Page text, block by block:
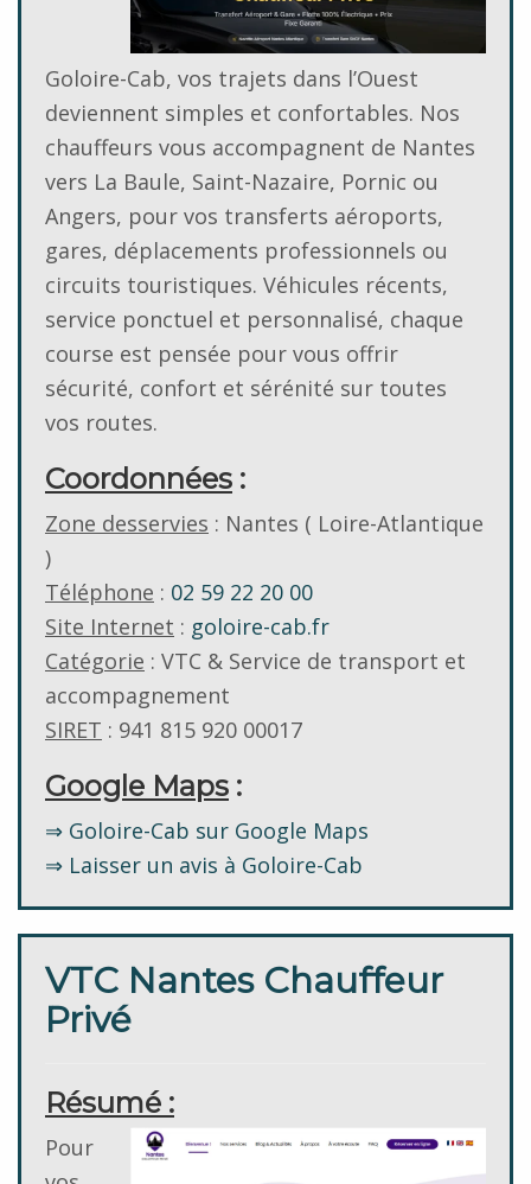
Goloire-Cab, vos trajets dans l’Ouest
deviennent simples et confortables. Nos
chauffeurs vous accompagnent de Nantes
vers La Baule, Saint-Nazaire, Pornic ou
Angers, pour vos transferts aéroports,
gares, déplacements professionnels ou
circuits touristiques. Véhicules récents,
service ponctuel et personnalisé, chaque
course est pensée pour vous offrir
sécurité, confort et sérénité sur toutes
vos routes.
Coordonnées :
Zone desservies : Nantes ( Loire-Atlantique
)
Téléphone : 02 59 22 20 00
Site Internet : goloire-cab.fr
Catégorie : VTC & Service de transport et
accompagnement
SIRET : 941 815 920 00017
Google Maps :
⇒ Goloire-Cab sur Google Maps
⇒ Laisser un avis à Goloire-Cab
VTC Nantes Chauffeur
Privé
Résumé :
Pour